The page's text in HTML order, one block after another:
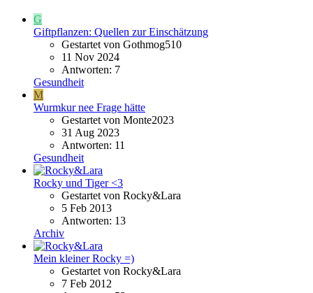
G
Giftpflanzen: Quellen zur Einschätzung
Gestartet von Gothmog510
11 Nov 2024
Antworten: 7
Gesundheit
M
Wurmkur nee Frage hätte
Gestartet von Monte2023
31 Aug 2023
Antworten: 11
Gesundheit
Rocky und Tiger <3
Gestartet von Rocky&Lara
5 Feb 2013
Antworten: 13
Archiv
Mein kleiner Rocky =)
Gestartet von Rocky&Lara
7 Feb 2012